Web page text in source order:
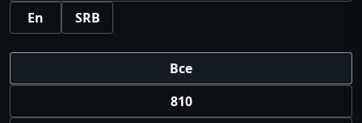
En
SRB
Все
810